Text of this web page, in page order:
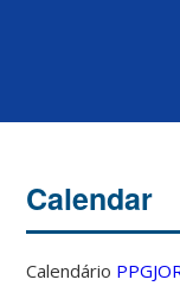
Calendar
Calendário